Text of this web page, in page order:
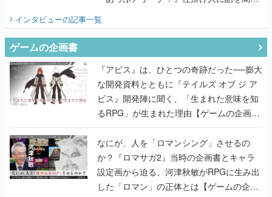
インタビューの記事一覧
ゲームの企画書
『アビス』は、ひとつの奇跡だった──膨大
な開発資料とともに『テイルズ オブ ジ ア
ビス』開発陣に聞く、「生まれた意味を知
るRPG」が生まれた理由【ゲームの企画
書】
なにが、人を「ロマンシング」させるの
か？『ロマサガ2』当時の企画書とキャラ
設定画から迫る、河津秋敏がRPGに生み出
した「ロマン」の正体とは【ゲームの企画